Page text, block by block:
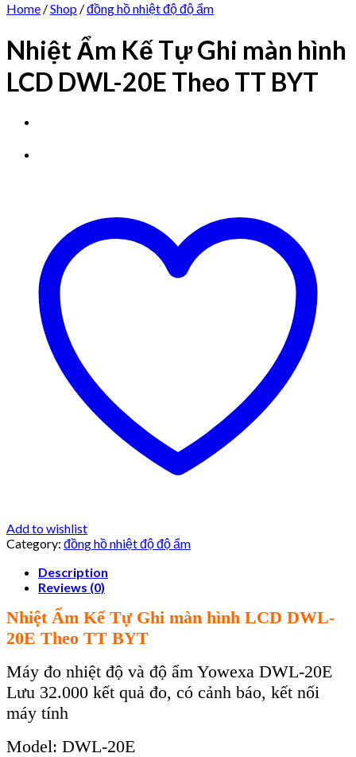
Home /Shop /đồng hồ nhiệt độ độ ẩm
Nhiệt Ẩm Kế Tự Ghi màn hình
LCD DWL-20E Theo TT BYT
Add to wishlist
Category: đồng hồ nhiệt độ độ ẩm
Description
Reviews (0)
Nhiệt Ẩm Kế Tự Ghi màn hình LCD DWL-
20E Theo TT BYT
Máy đo nhiệt độ và độ ẩm Yowexa DWL-20E
Lưu 32.000 kết quả đo, có cảnh báo, kết nối
máy tính
Model: DWL-20E